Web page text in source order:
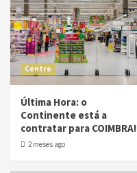
Centro
Última Hora: o
Continente está a
contratar para COIMBRA!
2 meses ago